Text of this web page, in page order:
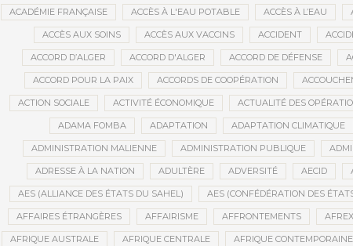
ACADÉMIE FRANÇAISE ACCÈS À L'EAU POTABLE ACCÈS À L’EAU
ACCÈS AUX SOINS ACCÈS AUX VACCINS ACCIDENT
ACCORD D’ALGER ACCORD D'ALGER ACCORD DE DÉFENSE
ACCORD POUR LA PAIX ACCORDS DE COOPÉRATION
ACTION SOCIALE ACTIVITÉ ÉCONOMIQUE ACTUALITÉ DES
ADAMA FOMBA ADAPTATION ADAPTATION CLIMATIQUE
ADMINISTRATION MALIENNE ADMINISTRATION PUBLIQUE
ADRESSE À LA NATION ADULTÈRE ADVERSITÉ AECID
AES (ALLIANCE DES ÉTATS DU SAHEL) AES (CONFÉDÉRATION DES
AFFAIRES ÉTRANGÈRES AFFAIRISME AFFRONTEMENTS
AFRIQUE AUSTRALE AFRIQUE CENTRALE AFRIQUE CONTEMPORAINE